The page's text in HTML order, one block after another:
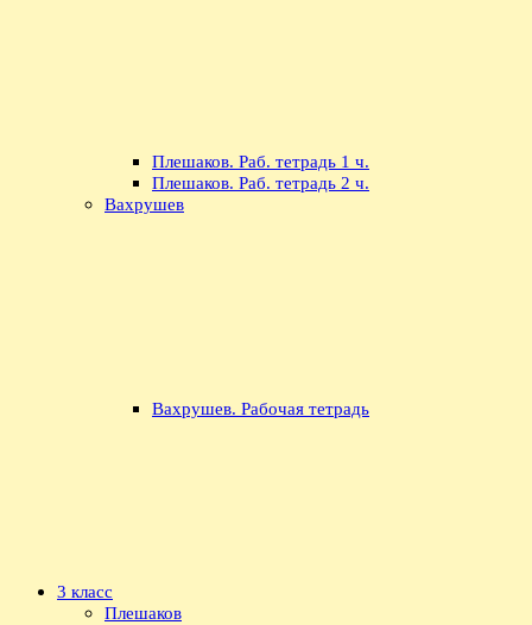
Плешаков. Раб. тетрадь 1 ч.
Плешаков. Раб. тетрадь 2 ч.
Вахрушев
Вахрушев. Рабочая тетрадь
3 класс
Плешаков